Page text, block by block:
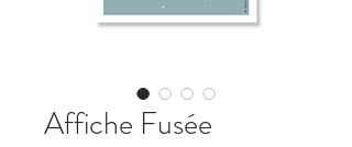
Affiche Fusée